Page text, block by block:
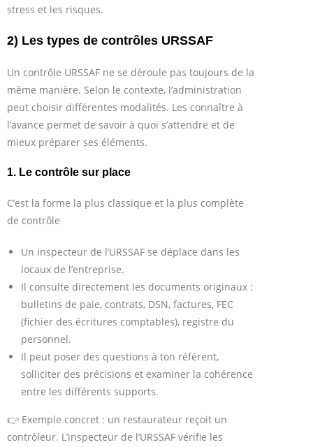
stress et les risques.
2) Les types de contrôles URSSAF
Un contrôle URSSAF ne se déroule pas toujours de la
même manière. Selon le contexte, l’administration
peut choisir différentes modalités. Les connaître à
l’avance permet de savoir à quoi s’attendre et de
mieux préparer ses éléments.
1. Le contrôle sur place
C’est la forme la plus classique et la plus complète
de contrôle
Un inspecteur de l’URSSAF se déplace dans les
locaux de l’entreprise.
Il consulte directement les documents originaux :
bulletins de paie, contrats, DSN, factures, FEC
(fichier des écritures comptables), registre du
personnel.
Il peut poser des questions à ton référent,
solliciter des précisions et examiner la cohérence
entre les différents supports.
👉 Exemple concret : un restaurateur reçoit un
contrôleur. L’inspecteur de l’URSSAF vérifie les